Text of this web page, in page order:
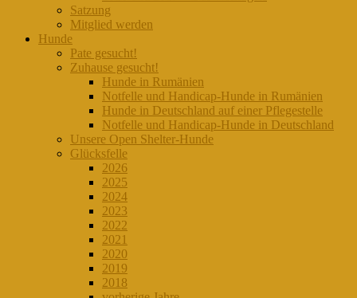
Satzung
Mitglied werden
Hunde
Pate gesucht!
Zuhause gesucht!
Hunde in Rumänien
Notfelle und Handicap-Hunde in Rumänien
Hunde in Deutschland auf einer Pflegestelle
Notfelle und Handicap-Hunde in Deutschland
Unsere Open Shelter-Hunde
Glücksfelle
2026
2025
2024
2023
2022
2021
2020
2019
2018